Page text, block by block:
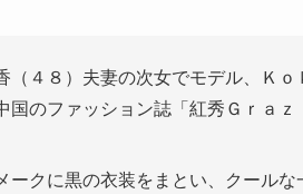
４８）夫妻の次女でモデル、Ｋｏ
国のファッション誌「紅秀Ｇｒａｚ
クに黒の衣装をまとい、クールな